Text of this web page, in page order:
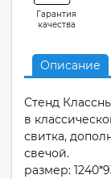
Гарантия
качества
Описание
Стенд
в
свитка,
свечой.
размер: